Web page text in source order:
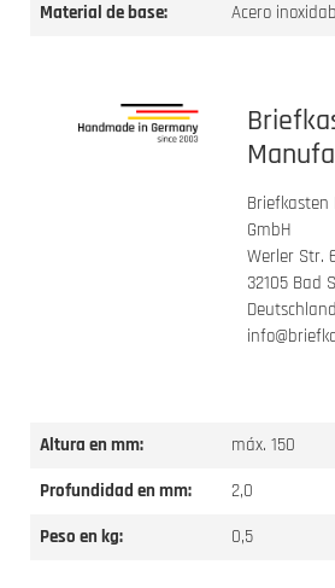
Material de base: Acero
GmbH
Werler Str.
32105 Bad
Deutschland
Altura en mm:
máx. 150
Profundidad en mm:
2,0
Peso en kg:
0,5